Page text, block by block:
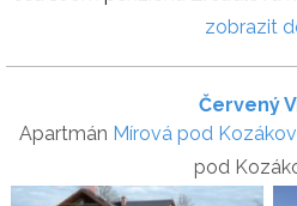
zobrazit
Červený
Apartmán Mírová pod
pod